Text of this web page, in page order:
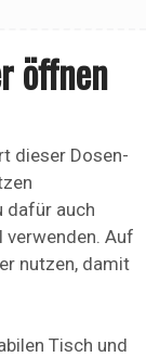
öffnen
dieser Dosen-
dafür auch
verwenden. Auf
nutzen, damit
Tisch und